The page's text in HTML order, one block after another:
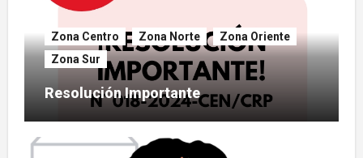
Zona Centro Zona Norte
Zona Oriente
Zona Sur
Resolución Importante